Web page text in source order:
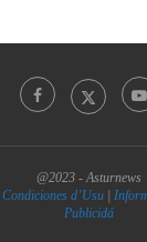
@2023 - Asturnews
Condiciones d’Usu |
Publicidá